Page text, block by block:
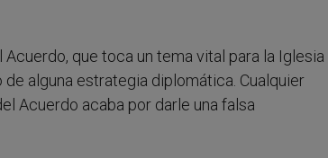
que toca un tema vital para la Iglesia
alguna estrategia diplomática. Cualquier
Acuerdo acaba por darle una falsa